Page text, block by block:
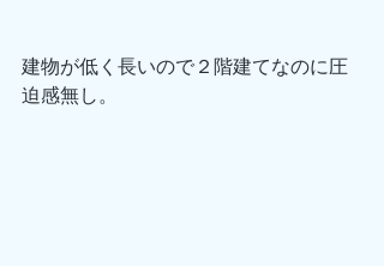
建物が低く長いので２階建てなのに圧
迫感無し。